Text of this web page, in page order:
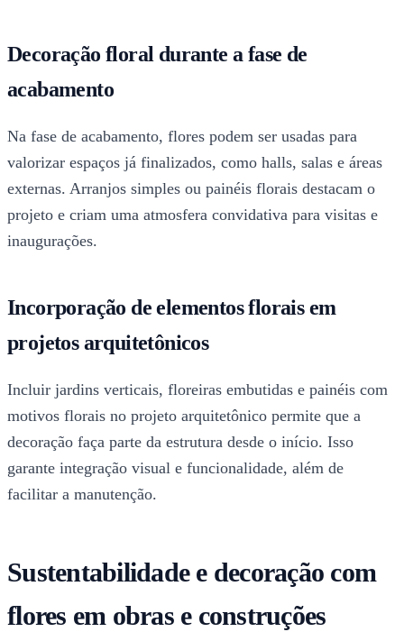
Decoração floral durante a fase de
acabamento
Na fase de acabamento, flores podem ser usadas para
valorizar espaços já finalizados, como halls, salas e áreas
externas. Arranjos simples ou painéis florais destacam o
projeto e criam uma atmosfera convidativa para visitas e
inaugurações.
Incorporação de elementos florais em
projetos arquitetônicos
Incluir jardins verticais, floreiras embutidas e painéis com
motivos florais no projeto arquitetônico permite que a
decoração faça parte da estrutura desde o início. Isso
garante integração visual e funcionalidade, além de
facilitar a manutenção.
Sustentabilidade e decoração com
flores em obras e construções